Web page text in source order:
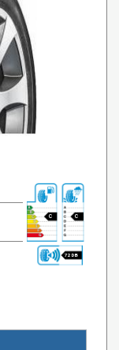
C C
72 DB